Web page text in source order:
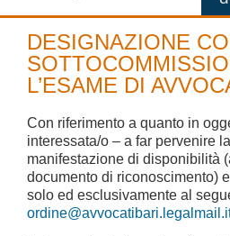
DESIGNAZIONE
L’ESAME DI
Con riferimento a quanto in
interessata/o – a far pervenire
manifestazione di disponibilità
documento di riconoscimento)
solo ed esclusivamente al